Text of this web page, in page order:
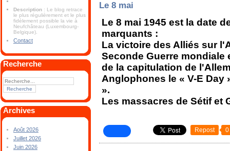
Description : Le blog retrace
le plus régulièrement et le plus
fidèlement possible la vie à
Neufchâteau (Luxembourg-
Belgique).
Contact
Recherche
Archives
Août 2026
Juillet 2026
Juin 2026
Le 8 mai
Le 8 mai 1945 est la date
marquants :
La victoire des Alliés sur
Seconde Guerre mondiale
de la capitulation de
Anglophones le « V-E Day
».
Les massacres de Sétif et
Repost 0